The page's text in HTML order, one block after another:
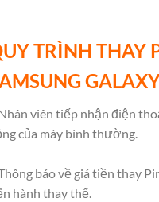
TRÌNH THAY
viên tiếp nhận điện
của máy bình thường.
báo về giá tiền thay
hành thay thế.